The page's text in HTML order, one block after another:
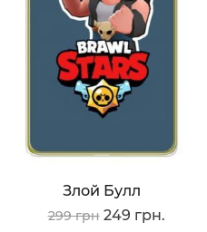
Злой Булл
299 грн 249 грн.